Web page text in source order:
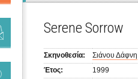
Serene Sorrow
Σκηνοθεσία:
Σιάνου Δάφνη
Έτος:
1999